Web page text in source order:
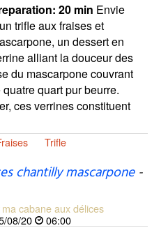
20 min Envie
trifle aux fraises et
un dessert en
alliant la douceur des
du mascarpone couvrant
quart pur beurre.
ces verrines constituent
Trifle
chantilly mascarpone-
ma cabane aux délices
08/20
06:00